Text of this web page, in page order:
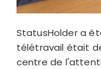
StatusHolder a
télétravail était
centre de